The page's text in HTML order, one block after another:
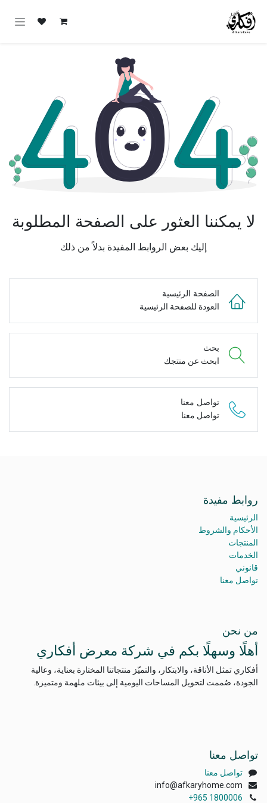
لا يمكننا العثور على الصفحة المطلوبة
إليك بعض الروابط المفيدة بدلاً من ذلك
الصفحة الرئيسية
العودة للصفحة الرئيسية
بحث
ابحث عن منتجك
تواصل معنا
تواصل معنا
روابط مفيدة
الرئيسية
الأحكام والشروط
المنتجات
الخدمات
قانوني
تواصل معنا
من نحن
أهلًا وسهلًا بكم في شركة معرض أفكاري
أفكاري تمثل الأناقة، والابتكار، والتميّز منتجاتنا المختارة بعناية، وعالية
الجودة، صُممت لتحويل المساحات اليومية إلى بيئات ملهمة ومتميزة.
تواصل معنا
تواصل معنا
info@afkaryhome.com
+965 1800006